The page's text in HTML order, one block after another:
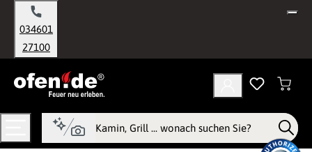
springen
034601
27100